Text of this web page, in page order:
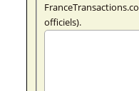
officiels).